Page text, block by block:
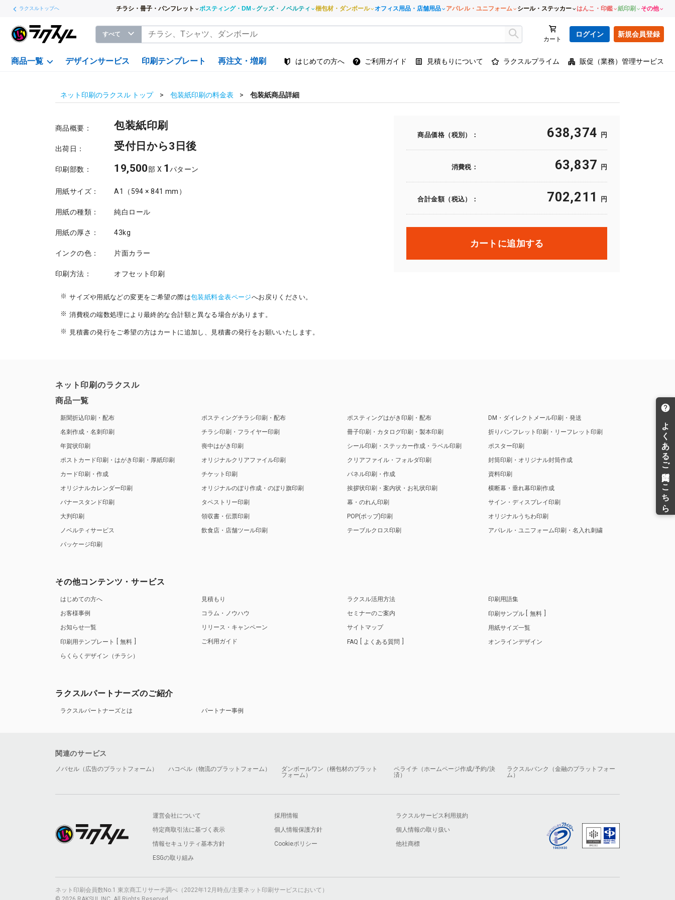
ラクスルトップへ チラシ・冊子・パンフレット ポスティング・DM グッズ・ノベルティ 梱包材・ダンボール オフィス用品・店舗用品 アパレル・ユニフォーム シール・ステッカー はんこ・印鑑 紙印刷 その他
すべて
カート
ログイン 新規会員登録
商品一覧 デザインサービス 印刷テンプレート 再注文・増刷 はじめての方へ ご利用ガイド 見積もりについて ラクスルプライム 販促（業務）管理サービス
ネット印刷のラクスル トップ 包装紙印刷の料金表 包装紙商品詳細
商品概要： 包装紙印刷
出荷日： 受付日から3日後
印刷部数： 19,500部 X 1 パターン
用紙サイズ： A1（594 × 841 mm）
用紙の種類： 純白ロール
用紙の厚さ： 43kg
インクの色： 片面カラー
印刷方法： オフセット印刷
サイズや用紙などの変更をご希望の際は包装紙料金表ページへお戻りください。
消費税の端数処理により最終的な合計額と異なる場合があります。
見積書の発行をご希望の方はカートに追加し、見積書の発行をお願いいたします。
商品価格（税別）： 638,374 円
消費税： 63,837 円
合計金額（税込）： 702,211 円
カートに追加する
ネット印刷のラクスル
商品一覧
新聞折込印刷・配布
名刺作成・名刺印刷
年賀状印刷
ポストカード印刷・はがき印刷・厚紙印刷
カード印刷・作成
オリジナルカレンダー印刷
バナースタンド印刷
大判印刷
ノベルティサービス
パッケージ印刷
ポスティングチラシ印刷・配布
チラシ印刷・フライヤー印刷
喪中はがき印刷
オリジナルクリアファイル印刷
チケット印刷
オリジナルのぼり作成・のぼり旗印刷
タペストリー印刷
領収書・伝票印刷
飲食店・店舗ツール印刷
ポスティングはがき印刷・配布
冊子印刷・カタログ印刷・製本印刷
シール印刷・ステッカー作成・ラベル印刷
クリアファイル・フォルダ印刷
パネル印刷・作成
挨拶状印刷・案内状・お礼状印刷
幕・のれん印刷
POP(ポップ)印刷
テーブルクロス印刷
DM・ダイレクトメール印刷・発送
折りパンフレット印刷・リーフレット印刷
ポスター印刷
封筒印刷・オリジナル封筒作成
資料印刷
横断幕・垂れ幕印刷作成
サイン・ディスプレイ印刷
オリジナルうちわ印刷
アパレル・ユニフォーム印刷・名入れ刺繍
その他コンテンツ・サービス
はじめての方へ
お客様事例
お知らせ一覧
印刷用テンプレート
無料
らくらくデザイン（チラシ）
見積もり
コラム・ノウハウ
リリース・キャンペーン
ご利用ガイド
ラクスル活用方法
セミナーのご案内
サイトマップ
FAQ よくある質問
印刷用語集
印刷サンプル
無料
用紙サイズ一覧
オンラインデザイン
ラクスルパートナーズのご紹介
ラクスルパートナーズとは パートナー事例
関連のサービス
ノバセル（広告のプラットフォーム） ハコベル（物流のプラットフォーム）
ダンボールワン（梱包材のプラット
フォーム）
ペライチ（ホームページ作成/予約/決
済）
ラクスルバンク（金融のプラットフォー
ム）
運営会社について 採用情報
ラクスルサービス利用規約
特定商取引法に基づく表示
個人情報保護方針
個人情報の取り扱い
情報セキュリティ基本方針
Cookieポリシー
他社商標
ESGの取り組み
ネット印刷会員数No.1 東京商工リサーチ調べ（2022年12月時点/主要ネット印刷サービスにおいて）